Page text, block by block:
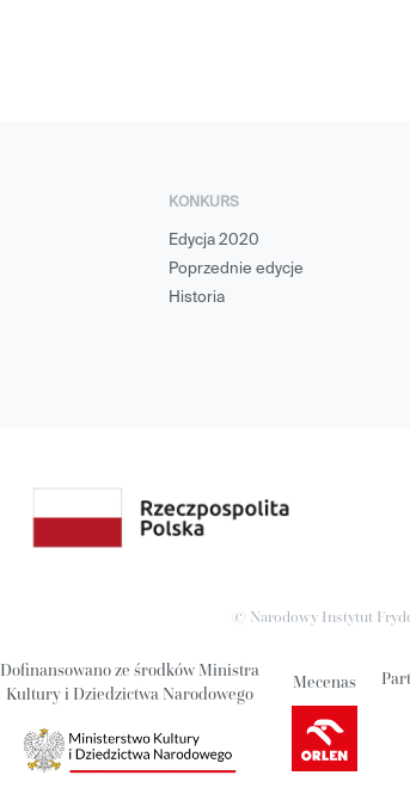
KONKURS
Edycja 2020
Poprzednie edycje
Historia
© Narodowy Instytut
Dofinansowano ze środków Ministra
Kultury i Dziedzictwa Narodowego
Mecenas